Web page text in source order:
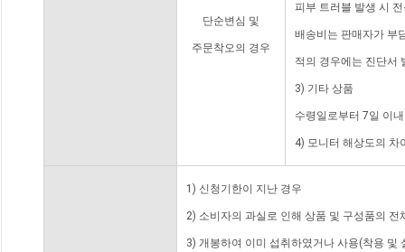
단순변심 및
주문착오의 경우
피부 트러블 발생 시
배송비는 판매자가 부
적의 경우에는 진단서
3) 기타 상품
수령일로부터 7일 이
4) 모니터 해상도의 차
1) 신청기한이 지난 경우
2) 소비자의 과실로 인해 상품 및 구성품의
3) 개봉하여 이미 섭취하였거나 사용(착용 및